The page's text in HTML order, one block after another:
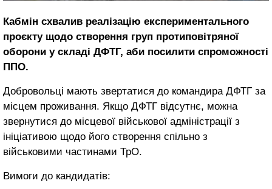
Кабмін схвалив реалізацію експериментального
проєкту щодо створення груп протиповітряної
оборони у складі ДФТГ, аби посилити спроможності
ППО.
Добровольці мають звертатися до командира ДФТГ за
місцем проживання. Якщо ДФТГ відсутнє, можна
звернутися до місцевої військової адміністрації з
ініціативою щодо його створення спільно з
військовими частинами ТрО.
Вимоги до кандидатів: